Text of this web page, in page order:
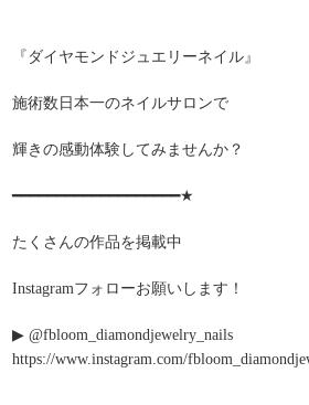
『ダイヤモンドジュエリーネイル』
施術数日本一のネイルサロンで
輝きの感動体験してみませんか？
━━━━━━━━━━━━━━━━━━━★
たくさんの作品を掲載中
Instagramフォローお願いします！
▶︎ @fbloom_diamondjewelry_nails
https://www.instagram.com/